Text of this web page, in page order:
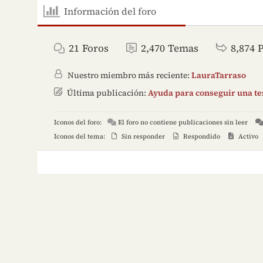
Información del foro
21 Foros 2,470 Temas 8,874
Nuestro miembro más reciente:LauraTarraso
Última publicación:Ayuda para conseguir una
Iconos del foro:
El foro no contiene publicaciones sin leer
Iconos del tema:
Sin responder Respondido Activo